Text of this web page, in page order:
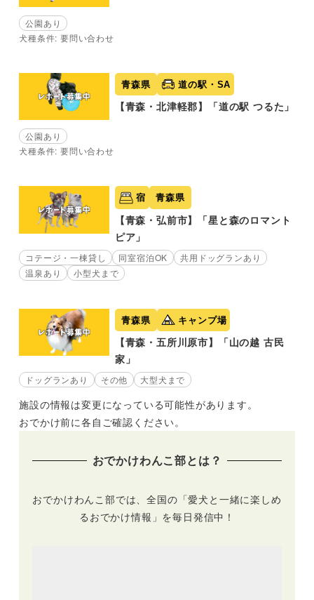
公園あり
犬種条件: 要問い合わせ
青森県 道の駅・SA
【青森・北津軽郡】「道の駅 つるた」
公園あり
犬種条件: 要問い合わせ
宿 青森県
【青森・弘前市】「星と森のロマント
ピア」
コテージ・一棟貸し 同室宿泊OK
共用ドッグランあり
温泉あり
小型犬まで
青森県 キャンプ場
【青森・五所川原市】「山の越 古民
家」
ドッグランあり その他 大型犬まで
施設の情報は変更になっている可能性があります。
おでかけ前に各自ご確認ください。
おでかけわんこ部とは？
おでかけわんこ部では、全国の「愛犬と一緒に楽しめ
るおでかけ情報」を毎日発信中！